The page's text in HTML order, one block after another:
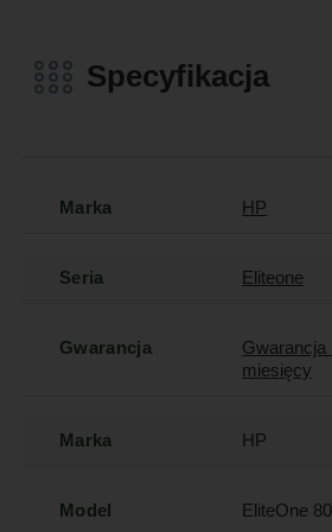
Specyfikacja
Marka HP
Seria Eliteone
Gwarancja
Gwarancja
miesięcy
Marka HP
Model EliteOne